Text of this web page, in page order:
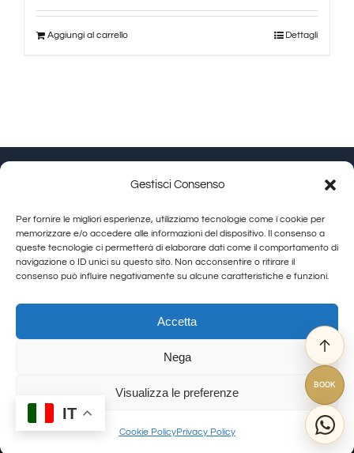
Gestisci Consenso
Per fornire le migliori esperienze, utilizziamo tecnologie come i cookie per
memorizzare e/o accedere alle informazioni del dispositivo. Il consenso a
queste tecnologie ci permetterà di elaborare dati come il comportamento di
navigazione o ID unici su questo sito. Non acconsentire o ritirare il
consenso può influire negativamente su alcune caratteristiche e funzioni.
Accetta
Nega
Visualizza le preferenze
Cookie PolicyPrivacy Policy
Aggiungi al carrello Dettagli
Calamandrei 145 Arezzo (AR) |Cookie Policy|Privacy
Policy
Allegra Toscana Arezzo
Granducato natura
© Copyright 2012 - 2026 | GranDucatoCollection | All Rights Reserved
IT
BOOK